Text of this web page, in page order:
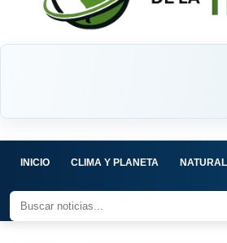
INICIO CLIMA Y PLANETA